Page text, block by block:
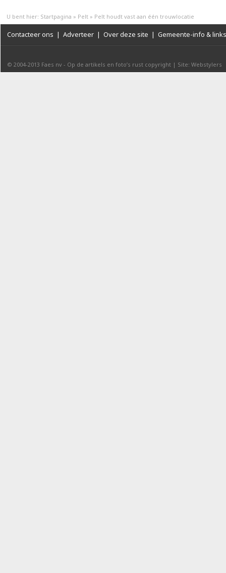
U bent hier: Startpagina » Pelt » Pelt houdt vast aan één trouwlocatie
Contacteer ons | Adverteer | Over deze site | Gemeente-info & links
© 2004-2013 Faes nv - Op de artikels en foto’s rust copyright | Site: Webstylers